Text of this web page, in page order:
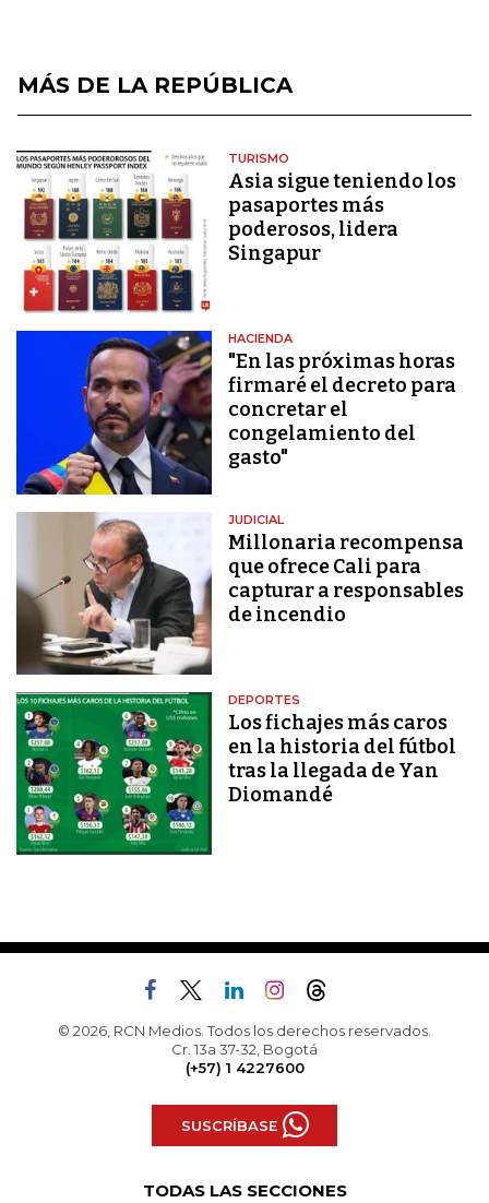
MÁS DE LA REPÚBLICA
TURISMO
Asia sigue teniendo los
pasaportes más
poderosos, lidera
Singapur
HACIENDA
"En las próximas horas
firmaré el decreto para
concretar el
congelamiento del
gasto"
JUDICIAL
Millonaria recompensa
que ofrece Cali para
capturar a responsables
de incendio
DEPORTES
Los fichajes más caros
en la historia del fútbol
tras la llegada de Yan
Diomandé
© 2026, RCN Medios. Todos los derechos reservados.
Cr. 13a 37-32, Bogotá
(+57) 1 4227600
SUSCRÍBASE
TODAS LAS SECCIONES